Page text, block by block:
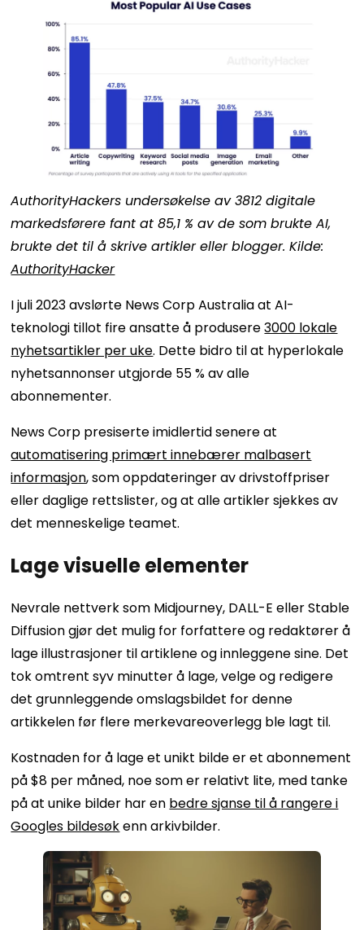
AuthorityHackers undersøkelse av 3812 digitale
markedsførere fant at 85,1 % av de som brukte AI,
brukte det til å skrive artikler eller blogger. Kilde:
AuthorityHacker
I juli 2023 avslørte News Corp Australia at AI-
teknologi tillot fire ansatte å produsere3000 lokale
nyhetsartikler per uke. Dette bidro til at hyperlokale
nyhetsannonser utgjorde 55 % av alle
abonnementer.
News Corp presiserte imidlertid senere at
automatisering primært innebærer malbasert
informasjon, som oppdateringer av drivstoffpriser
eller daglige rettslister, og at alle artikler sjekkes av
det menneskelige teamet.
Lage visuelle elementer
Nevrale nettverk som Midjourney, DALL-E eller Stable
Diffusion gjør det mulig for forfattere og redaktører å
lage illustrasjoner til artiklene og innleggene sine. Det
tok omtrent syv minutter å lage, velge og redigere
det grunnleggende omslagsbildet for denne
artikkelen før flere merkevareoverlegg ble lagt til.
Kostnaden for å lage et unikt bilde er et abonnement
på $8 per måned, noe som er relativt lite, med tanke
på at unike bilder har en bedre sjanse til å rangere i
Googles bildesøkenn arkivbilder.